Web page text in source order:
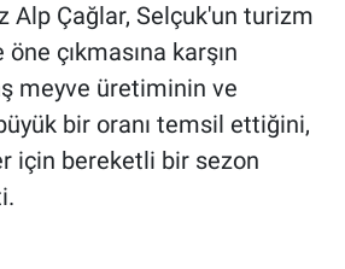
Alp Çağlar, Selçuk'un turizm
çıkmasına karşın
meyve üretiminin ve
bir oranı temsil ettiğini,
için bereketli bir sezon